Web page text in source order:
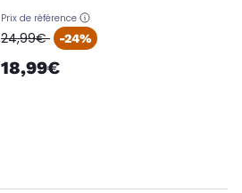
Prix de référence
oldPrice
24,99€ -24%
18,99€